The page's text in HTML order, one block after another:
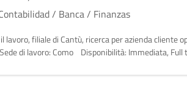
/ Banca / Finanzas
lavoro, filiale di Cantù, ricerca per azienda
di lavoro: Como Disponibilità: Immediata,